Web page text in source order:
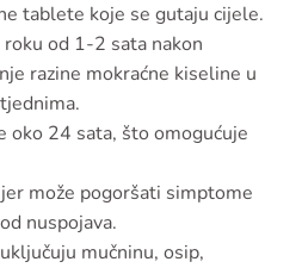
tablete koje se gutaju cijele.
od 1-2 sata nakon
razine mokraćne kiseline u
oko 24 sata, što omogućuje
može pogoršati simptome
nuspojava.
mučninu, osip,